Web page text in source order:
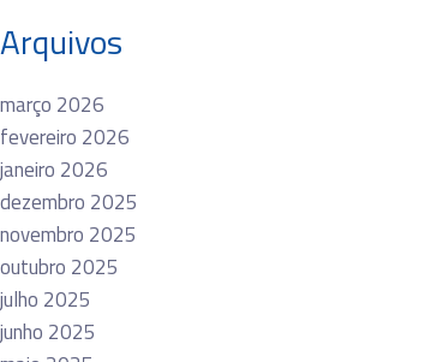
Arquivos
março 2026
fevereiro 2026
janeiro 2026
dezembro 2025
novembro 2025
outubro 2025
julho 2025
junho 2025